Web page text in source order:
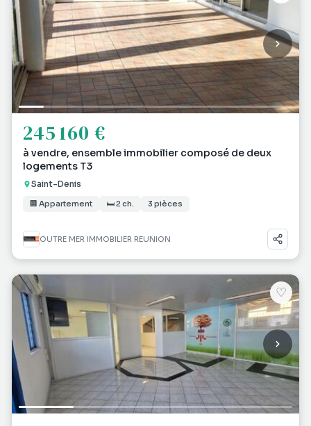
245 160 €
à vendre, ensemble immobilier composé de deux
logements T3
Saint-Denis
🏢 Appartement 🛏 2 ch. 3 pièces
OUTRE MER IMMOBILIER REUNION
♡